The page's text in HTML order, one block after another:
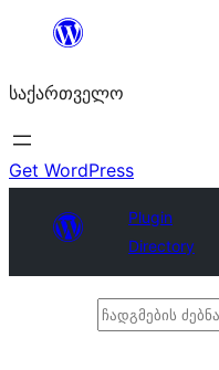
შიგთავსზე
საქართველო
Get WordPress
Plugin
Directory
ჩადგმების